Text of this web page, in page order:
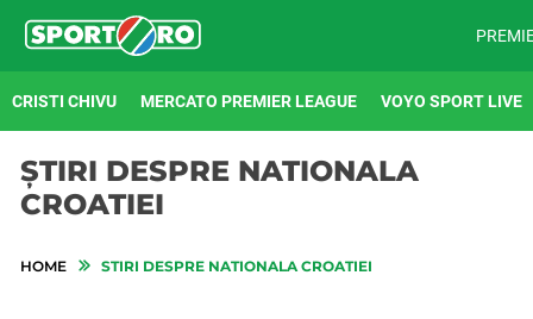
CRISTI CHIVU MERCATO PREMIER LEAGUE VOYO SPORT LIVE
ȘTIRI DESPRE NATIONALA
CROATIEI
HOME STIRI DESPRE NATIONALA CROATIEI